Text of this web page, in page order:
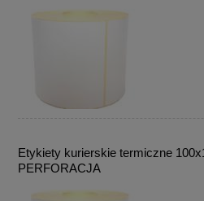
Etykiety kurierskie termiczne
PERFORACJA